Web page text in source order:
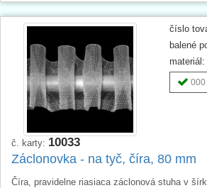
číslo
balené
materiál:
000
č. karty: 10033
Záclonovka - na tyč, číra, 80 mm
Číra, pravidelne riasiaca záclonová stuha v